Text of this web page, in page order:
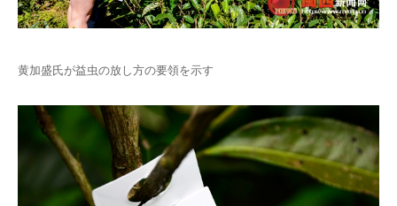
黄加盛氏が益虫の放し方の要領を示す